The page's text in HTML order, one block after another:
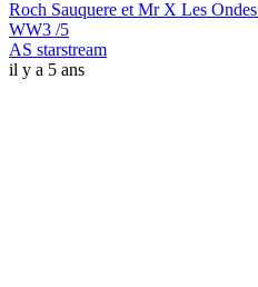
Roch Sauquere et Mr X Les
WW3 /5
AS starstream
il y a 5 ans